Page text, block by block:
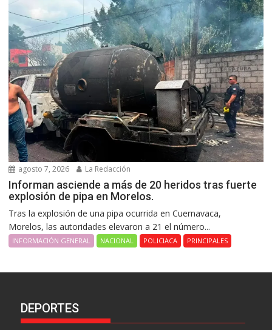
agosto 7, 2026 La Redacción
Informan asciende a más de 20 heridos tras fuerte
explosión de pipa en Morelos.
Tras la explosión de una pipa ocurrida en Cuernavaca,
Morelos, las autoridades elevaron a 21 el número...
INFORMACIÓN GENERAL NACIONAL POLICIACA PRINCIPALES
DEPORTES